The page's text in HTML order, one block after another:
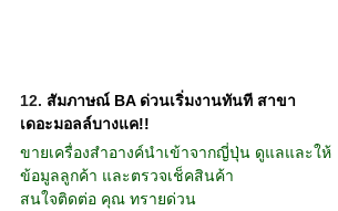
12. สัมภาษณ์ BA ด่วนเริ่มงานทันที สาขา
เดอะมอลล์บางแค!!
ขายเครื่องสำอางค์นำเข้าจากญี่ปุ่น ดูแลและให้
ข้อมูลลูกค้า และตรวจเช็คสินค้า
สนใจติดต่อ คุณ ทรายด่วน